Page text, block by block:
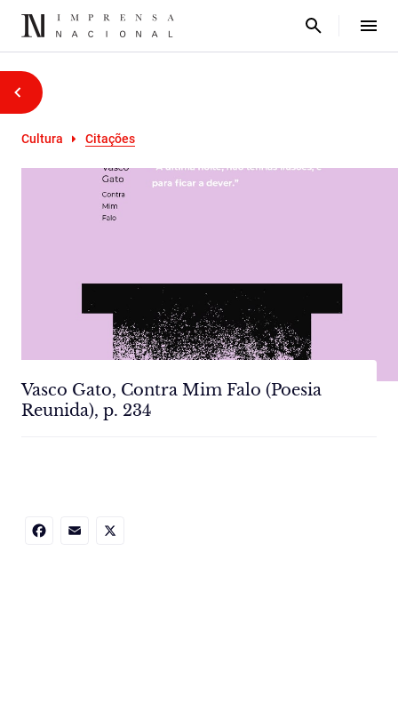
Cultura Citações
Vasco Gato, Contra Mim Falo (Poesia
Reunida), p. 234